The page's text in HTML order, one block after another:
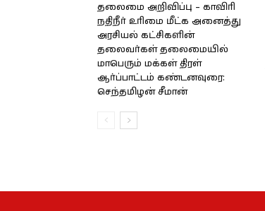
தலைமை அறிவிப்பு – காவிரி
நதிநீர் உரிமை மீட்க அனைத்து
அரசியல் கட்சிகளின்
தலைவர்கள் தலைமையில்
மாபெரும் மக்கள் திரள்
ஆர்ப்பாட்டம் கண்டனவுரை:
செந்தமிழன் சீமான்